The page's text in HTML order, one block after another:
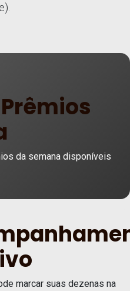
da semana disponíveis
marcar suas dezenas na